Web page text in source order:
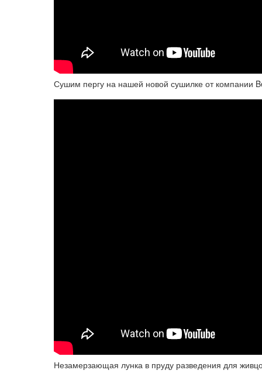
Сушим пергу на нашей новой сушилке от компании
Незамерзающая лунка в пруду разведения для